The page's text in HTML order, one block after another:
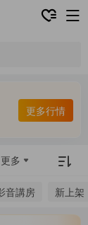
更多行情
更多
音講房 新上架